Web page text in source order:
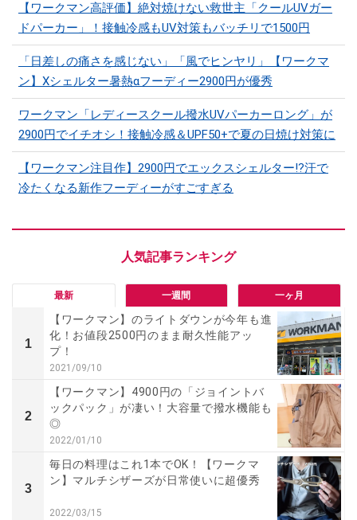
【ワークマン高評価】絶対焼けない救世主「クールUVガー
ドパーカー」！接触冷感もUV対策もバッチリで1500円
「日差しの痛さを感じない」「風でヒンヤリ」【ワークマ
ン】Xシェルター暑熱αフーディー2900円が優秀
ワークマン「レディースクール撥水UVパーカーロング」が
2900円でイチオシ！接触冷感＆UPF50+で夏の日焼け対策に
【ワークマン注目作】2900円でエックスシェルター!?汗で
冷たくなる新作フーディーがすごすぎる
最新 一週間 一ヶ月
1
【ワークマン】のライトダウンが今年も進
化！お値段2500円のまま耐久性能アッ
プ！
2021/09/10
2
【ワークマン】4900円の「ジョイントバ
ックパック」が凄い！大容量で撥水機能も
◎
2022/01/10
3
毎日の料理はこれ1本でOK！【ワークマ
ン】マルチシザーズが日常使いに超優秀
2022/03/15